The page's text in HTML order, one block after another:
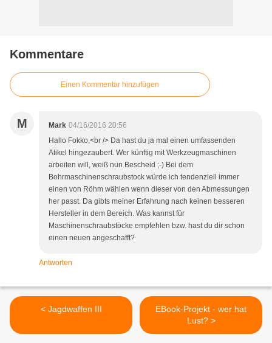
Kommentare
Einen Kommentar hinzufügen
M Mark 04/16/2016 20:56
Hallo Fokko,<br /> Da hast du ja mal einen umfassenden
Atikel hingezaubert. Wer künftig mit Werkzeugmaschinen
arbeiten will, weiß nun Bescheid ;-) Bei dem
Bohrmaschinenschraubstock würde ich tendenziell immer
einen von Röhm wählen wenn dieser von den Abmessungen
her passt. Da gibts meiner Erfahrung nach keinen besseren
Hersteller in dem Bereich. Was kannst für
Maschinenschraubstöcke empfehlen bzw. hast du dir schon
einen neuen angeschafft?
Antworten
< Jagdwaffen III
EBook-Projekt - wer hat
Lust? >